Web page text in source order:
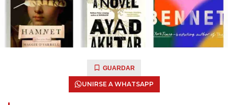
GUARDAR
UNIRSE A WHATSAPP